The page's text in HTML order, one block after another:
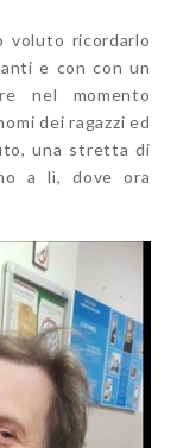
voluto ricordarlo
e con con un
nel momento
dei ragazzi ed
una stretta di
a lì, dove ora